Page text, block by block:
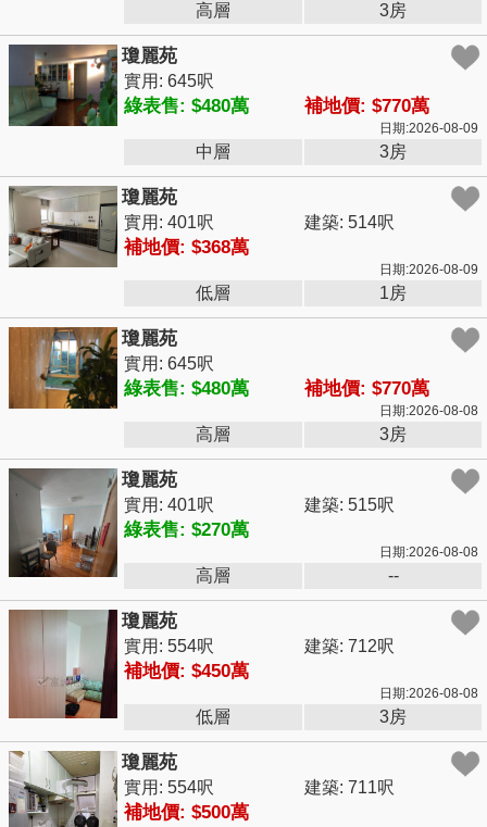
高層 3房
瓊麗苑
實用: 645呎
綠表售: $480萬 補地價: $770萬
日期:2026-08-09
中層 3房
瓊麗苑
實用: 401呎 建築: 514呎
補地價: $368萬
日期:2026-08-09
低層 1房
瓊麗苑
實用: 645呎
綠表售: $480萬 補地價: $770萬
日期:2026-08-08
高層 3房
瓊麗苑
實用: 401呎 建築: 515呎
綠表售: $270萬
日期:2026-08-08
高層 --
瓊麗苑
實用: 554呎 建築: 712呎
補地價: $450萬
日期:2026-08-08
低層 3房
瓊麗苑
實用: 554呎 建築: 711呎
補地價: $500萬